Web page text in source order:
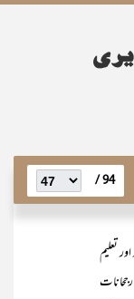
94 /
تعلیم